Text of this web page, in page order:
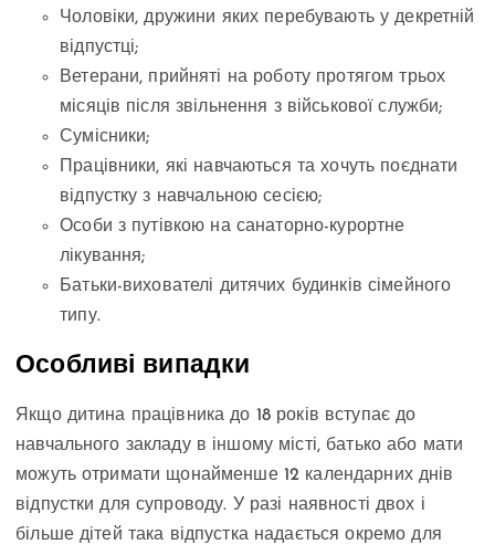
Чоловіки, дружини яких перебувають у декретній
відпустці;
Ветерани, прийняті на роботу протягом трьох
місяців після звільнення з військової служби;
Сумісники;
Працівники, які навчаються та хочуть поєднати
відпустку з навчальною сесією;
Особи з путівкою на санаторно-курортне
лікування;
Батьки-вихователі дитячих будинків сімейного
типу.
Особливі випадки
Якщо дитина працівника до 18 років вступає до
навчального закладу в іншому місті, батько або мати
можуть отримати щонайменше 12 календарних днів
відпустки для супроводу. У разі наявності двох і
більше дітей така відпустка надається окремо для